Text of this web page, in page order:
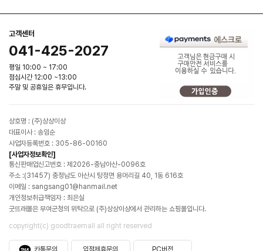
고객센터
041-425-2027
평일 10:00 ~ 17:00
점심시간 12:00 ~13:00
주말 및 공휴일은 휴무입니다.
상호명 : (주)상상이상
대표이사 : 송임순
사업자등록번호 : 305-86-00160
[사업자정보확인]
통신판매업신고번호 : 제2026-충남아산-0096호
주소 :(31457) 충청남도 아산시 탕정면 용머리길 40, 1동 616호
이메일 : sangsang01@hanmail.net
개인정보취급책임자 : 최은실
굿뜨래몰은 부여군청의 위탁으로 (주)상상이상에서 관리하는 쇼핑몰입니다.
copyright(c) goodtraemall all right reserved